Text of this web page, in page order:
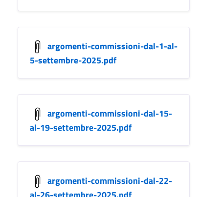
argomenti-commissioni-dal-1-al-
5-settembre-2025.pdf
argomenti-commissioni-dal-15-
al-19-settembre-2025.pdf
argomenti-commissioni-dal-22-